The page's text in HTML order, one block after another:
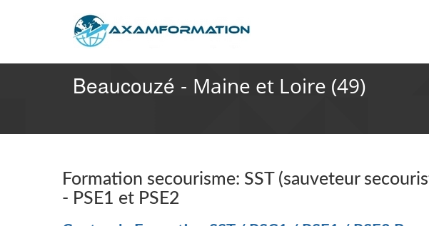
Beaucouzé - Maine et Loire (49)
Formation secourisme: SST (sauveteur
- PSE1 et PSE2